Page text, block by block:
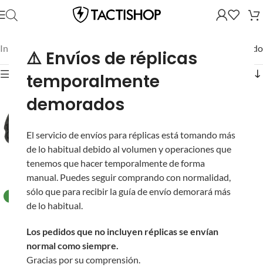
⚠️ Envíos de réplicas
temporalmente
demorados
El servicio de envíos para réplicas está tomando más
de lo habitual debido al volumen y operaciones que
tenemos que hacer temporalmente de forma
manual. Puedes seguir comprando con normalidad,
sólo que para recibir la guía de envío demorará más
de lo habitual.
Los pedidos que no incluyen réplicas se envían
normal como siempre.
Gracias por su comprensión.
Inicio Mostrando el único resultado
Mostrar filtros
NUEVO
LVOA de Acero CNC
con Rosca 14 mm
CCW para Airsoft